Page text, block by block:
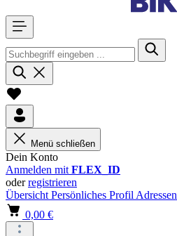
Menü schließen
Dein Konto
Anmelden mit FLEX_ID
oderregistrieren
Übersicht Persönliches Profil Adressen
0,00 €